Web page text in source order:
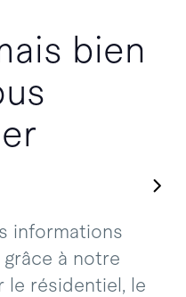
bien
informations
à notre
le résidentiel, le